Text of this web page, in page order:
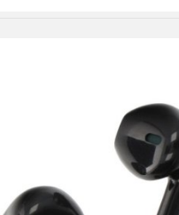
Do